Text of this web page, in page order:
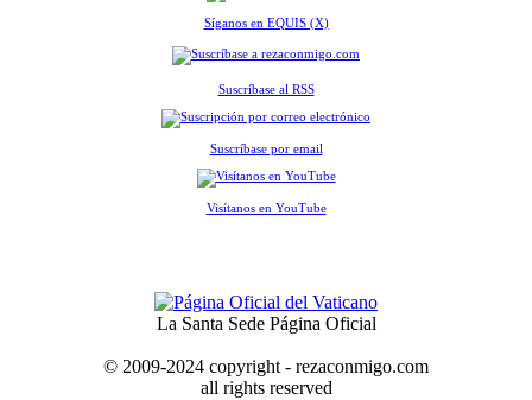
Síganos en EQUIS (X)
Suscríbase al RSS
Suscríbase por email
Visítanos en YouTube
La Santa Sede Página Oficial
© 2009-2024 copyright - rezaconmigo.com
all rights reserved